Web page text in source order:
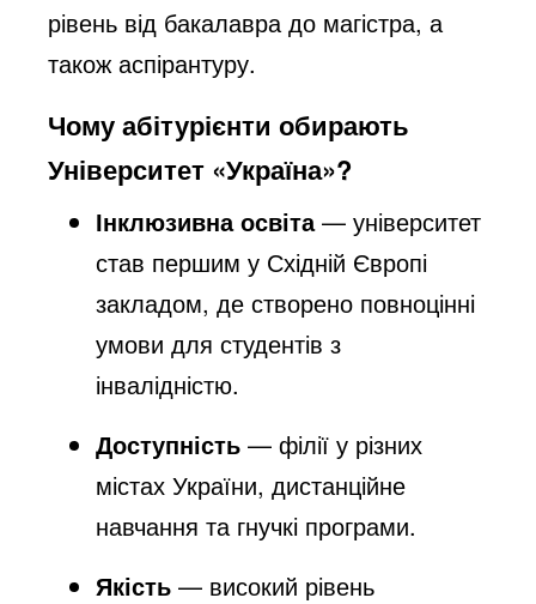
рівень від бакалавра до магістра, а
також аспірантуру.
Чому абітурієнти обирають
Університет «Україна»?
Інклюзивна освіта— університет
став першим у Східній Європі
закладом, де створено повноцінні
умови для студентів з
інвалідністю.
Доступність— філії у різних
містах України, дистанційне
навчання та гнучкі програми.
Якість— високий рівень